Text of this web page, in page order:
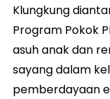
Klungkung
Program Pokok
asuh anak dan
sayang dalam
pemberdayaan